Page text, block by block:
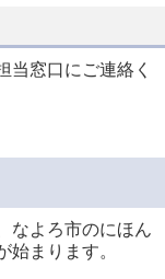
当窓口にご連絡く
なよろ市のにほん
始まります。